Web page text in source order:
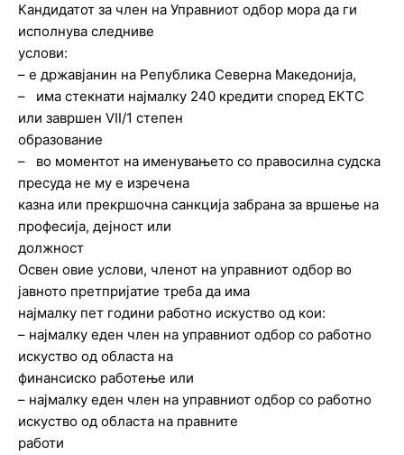
Кандидатот за член на Управниот одбор мора да ги
исполнува следниве
услови:
– е државјанин на Република Северна Македонија,
– има стекнати најмалку 240 кредити според ЕКТС
или завршен VII/1 степен
образование
– во моментот на именувањето со правосилна судска
пресуда не му е изречена
казна или прекршочна санкција забрана за вршење на
професија, дејност или
должност
Освен овие услови, членот на управниот одбор во
јавното претпријатие треба да има
најмалку пет години работно искуство од кои:
– најмалку еден член на управниот одбор со работно
искуство од областа на
финансиско работење или
– најмалку еден член на управниот одбор со работно
искуство од областа на правните
работи